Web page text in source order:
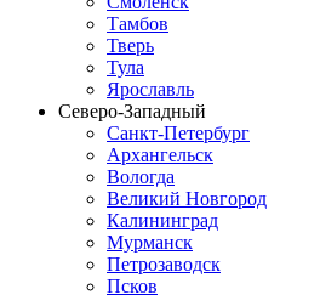
Тамбов
Тверь
Тула
Ярославль
Северо-Западный
Санкт-Петербург
Архангельск
Вологда
Великий Новгород
Калининград
Мурманск
Петрозаводск
Псков